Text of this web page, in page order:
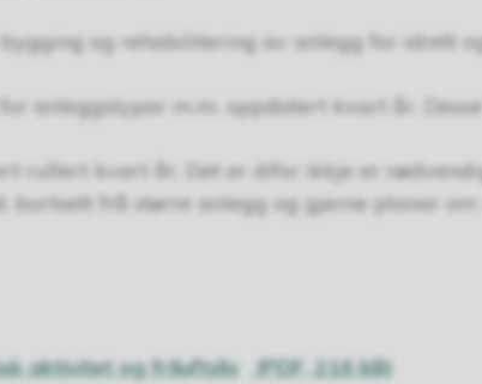
og rehabilitering av anlegg for idrett
m.m. oppdatert kvart år. Desse
rullert kvart år. Det er difor ikkje er
bortsett frå større anlegg og gjerne planar
aktivitet og friluftsliv (PDF, 216 kB)